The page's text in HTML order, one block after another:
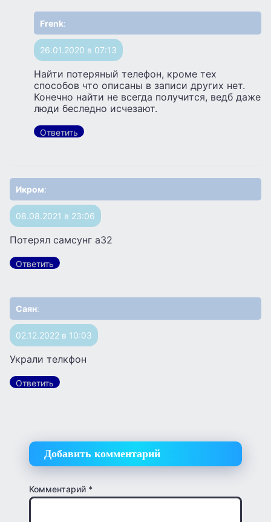
Frenk:
26.01.2020 в 07:13
Найти потеряный телефон, кроме тех
способов что описаны в записи других нет.
Конечно найти не всегда получится, ведб даже
люди беследно исчезают.
Ответить
Икром:
08.08.2021 в 23:06
Потерял самсунг а32
Ответить
Саян:
02.12.2022 в 10:03
Украли телкфон
Ответить
Добавить комментарий
Комментарий *